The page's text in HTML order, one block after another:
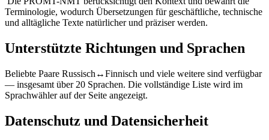
Terminologie, wodurch Übersetzungen für geschäftliche, technische
und alltägliche Texte natürlicher und präziser werden.
Unterstützte Richtungen und Sprachen
Beliebte Paare Russisch↔Finnisch und viele weitere sind verfügbar
— insgesamt über 20 Sprachen. Die vollständige Liste wird im
Sprachwähler auf der Seite angezeigt.
Datenschutz und Datensicherheit